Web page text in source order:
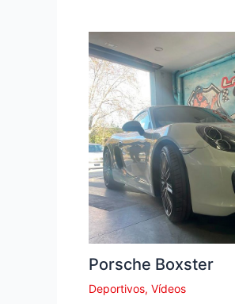
Porsche Boxster
Deportivos, Vídeos